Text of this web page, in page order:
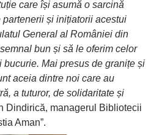
care își asumă o sarcină
și inițiatorii acestui
General al României din
bun și să le oferim celor
Mai presus de granițe și
aceia dintre noi care au
a tuturor, de solidaritate și
Dindirică, managerul Bibliotecii
Aman”.